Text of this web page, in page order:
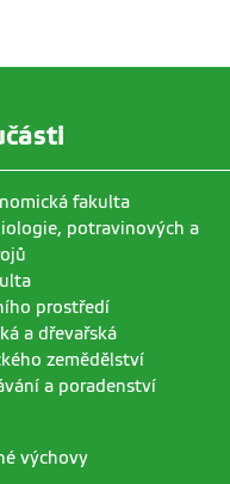
fakulta
potravinových a
prostředí
a dřevařská
zemědělství
a poradenství
výchovy